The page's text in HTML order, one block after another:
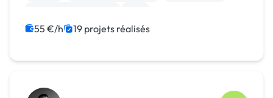
Campagne display avec bannières
55 €/h 19 projets réalisés